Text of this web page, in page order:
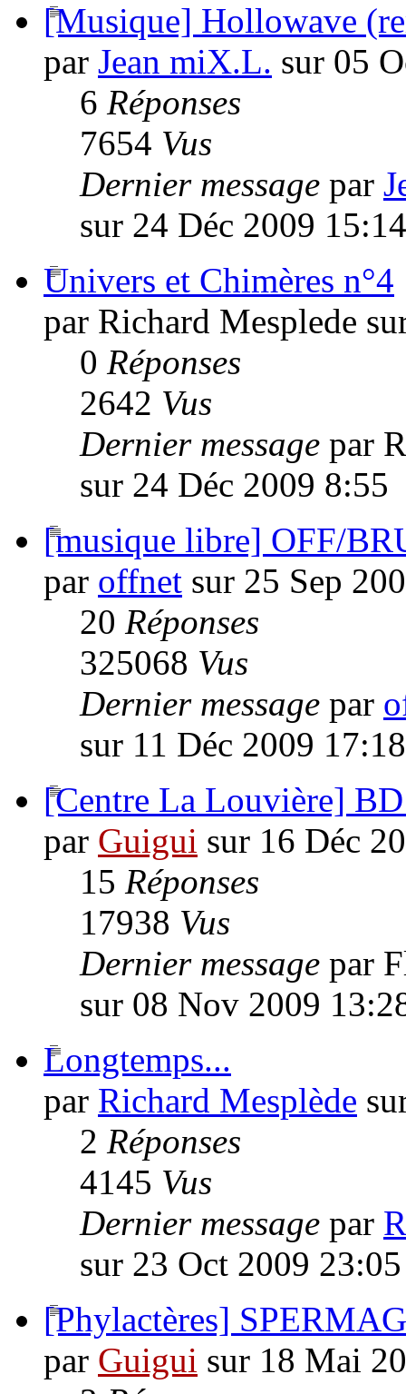
[Musique] Hollowave
par Jean miX.L. sur 05
6 Réponses
7654 Vus
Dernier message par
sur 24 Déc 2009 15:14
Univers et Chimères n°4
par Richard Mesplede
0 Réponses
2642 Vus
Dernier message par
sur 24 Déc 2009 8:55
[musique libre] OFF/
par offnet sur 25 Sep
20 Réponses
325068 Vus
Dernier message par
sur 11 Déc 2009 17:18
[Centre La Louvière]
par Guigui sur 16 Déc
15 Réponses
17938 Vus
Dernier message par
sur 08 Nov 2009
Longtemps...
par Richard Mesplède
2 Réponses
4145 Vus
Dernier message par
sur 23 Oct 2009 23:05
[Phylactères]
par Guigui sur 18 Mai